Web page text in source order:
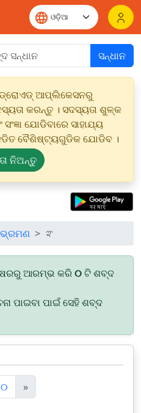
ସନ୍ଧାନ
ଆପ୍ଲିକେସନରୁ
କରନ୍ତୁ । ସଦସ୍ୟତା ଶୁଳ୍କ
ଯୋଡିବାରେ ସାହାଯ୍ୟ
ବୈଶିଷ୍ଟ୍ୟଗୁଡିକ ଯୋଡିବ ।
ନିଅନ୍ତୁ
ଭ୍ରମଣ ಞ
ଆରମ୍ଭ କରି୦ଟି ଶବ୍ଦ
ପାଇବା ପାଇଁ ସେହି ଶବ୍ଦ
୦ »अ
ग